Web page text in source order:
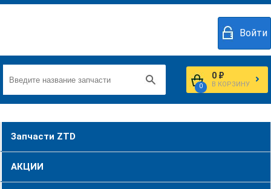
Войти
0
0 ₽
В КОРЗИНУ
Запчасти ZTD
АКЦИИ